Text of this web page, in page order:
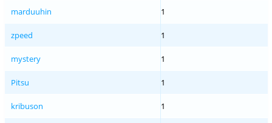
marduuhin 1
zpeed 1
mystery 1
Pitsu 1
kribuson 1